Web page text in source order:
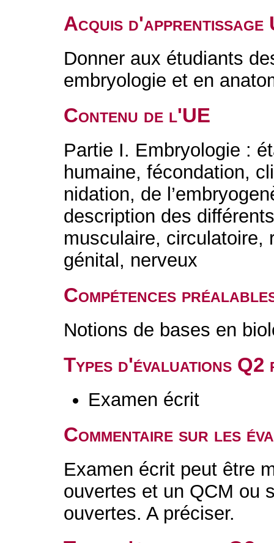
Acquis d'apprentissage
Donner aux étudiants
embryologie et en
Contenu de l'UE
Partie I. Embryologie :
humaine, fécondation,
nidation, de
description des
musculaire, circulatoire,
génital, nerveux
Compétences
Notions de bases en
Types d'évaluations
Examen écrit
Commentaire sur les
Examen écrit peut être
ouvertes et un QCM ou
ouvertes. A